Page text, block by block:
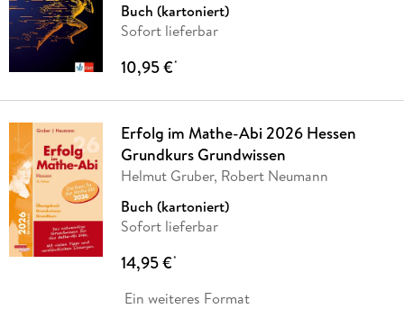
Buch (kartoniert)
Sofort lieferbar
10,95 €*
Erfolg im Mathe-Abi 2026 Hessen
Grundkurs Grundwissen
Helmut Gruber, Robert Neumann
Buch (kartoniert)
Sofort lieferbar
14,95 €*
Ein weiteres Format